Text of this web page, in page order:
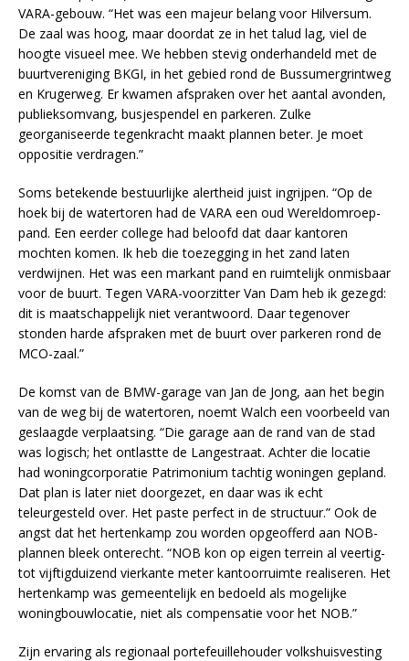
VARA-gebouw. “Het was een majeur belang voor Hilversum.
De zaal was hoog, maar doordat ze in het talud lag, viel de
hoogte visueel mee. We hebben stevig onderhandeld met de
buurtvereniging BKGI, in het gebied rond de Bussumergrintweg
en Krugerweg. Er kwamen afspraken over het aantal avonden,
publieksomvang, busjespendel en parkeren. Zulke
georganiseerde tegenkracht maakt plannen beter. Je moet
oppositie verdragen.”
Soms betekende bestuurlijke alertheid juist ingrijpen. “Op de
hoek bij de watertoren had de VARA een oud Wereldomroep-
pand. Een eerder college had beloofd dat daar kantoren
mochten komen. Ik heb die toezegging in het zand laten
verdwijnen. Het was een markant pand en ruimtelijk onmisbaar
voor de buurt. Tegen VARA-voorzitter Van Dam heb ik gezegd:
dit is maatschappelijk niet verantwoord. Daar tegenover
stonden harde afspraken met de buurt over parkeren rond de
MCO-zaal.”
De komst van de BMW-garage van Jan de Jong, aan het begin
van de weg bij de watertoren, noemt Walch een voorbeeld van
geslaagde verplaatsing. “Die garage aan de rand van de stad
was logisch; het ontlastte de Langestraat. Achter die locatie
had woningcorporatie Patrimonium tachtig woningen gepland.
Dat plan is later niet doorgezet, en daar was ik echt
teleurgesteld over. Het paste perfect in de structuur.” Ook de
angst dat het hertenkamp zou worden opgeofferd aan NOB-
plannen bleek onterecht. “NOB kon op eigen terrein al veertig-
tot vijftigduizend vierkante meter kantoorruimte realiseren. Het
hertenkamp was gemeentelijk en bedoeld als mogelijke
woningbouwlocatie, niet als compensatie voor het NOB.”
Zijn ervaring als regionaal portefeuillehouder volkshuisvesting